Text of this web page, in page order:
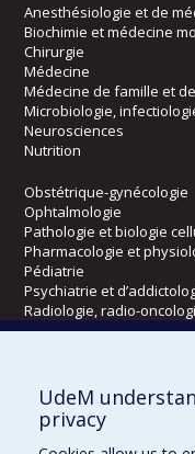
Anesthésiologie et de
Biochimie et médecine
Chirurgie
Médecine
Médecine de famille et
Microbiologie,
Neurosciences
Nutrition
Obstétrique-gynécologie
Ophtalmologie
Pathologie et biologie
Pharmacologie et
Pédiatrie
Psychiatrie et
Radiologie, radio-
Écoles
Kinésiologie et des
Orthophonie et audiologie
UdeM
privacy